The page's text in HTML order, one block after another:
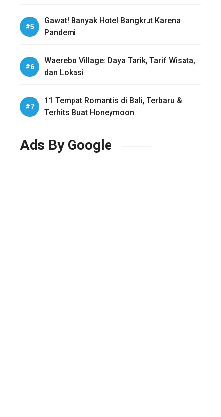
Gawat! Banyak Hotel Bangkrut Karena
Pandemi
Waerebo Village: Daya Tarik, Tarif Wisata,
dan Lokasi
11 Tempat Romantis di Bali, Terbaru &
Terhits Buat Honeymoon
Ads By Google